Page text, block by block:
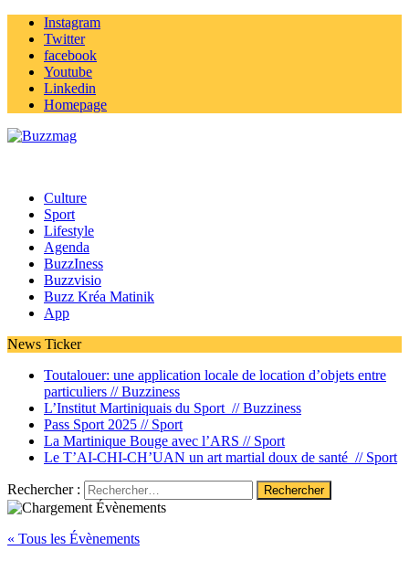
Instagram
Twitter
facebook
Youtube
Linkedin
Homepage
Culture
Sport
Lifestyle
Agenda
BuzzIness
Buzzvisio
Buzz Kréa Matinik
App
News Ticker
Toutalouer: une application locale de location d’objets entre
particuliers //Buzziness
L’Institut Martiniquais du Sport //Buzziness
Pass Sport 2025 // Sport
La Martinique Bouge avec l’ARS // Sport
Le T’AI-CHI-CH’UAN un art martial doux de santé // Sport
Rechercher :
« Tous les Évènements